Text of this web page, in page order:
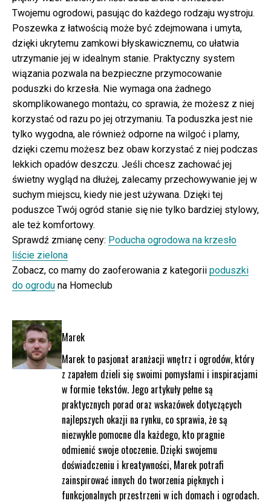
Twojemu ogrodowi, pasując do każdego rodzaju wystroju.
Poszewka z łatwością może być zdejmowana i umyta,
dzięki ukrytemu zamkowi błyskawicznemu, co ułatwia
utrzymanie jej w idealnym stanie. Praktyczny system
wiązania pozwala na bezpieczne przymocowanie
poduszki do krzesła. Nie wymaga ona żadnego
skomplikowanego montażu, co sprawia, że możesz z niej
korzystać od razu po jej otrzymaniu. Ta poduszka jest nie
tylko wygodna, ale również odporne na wilgoć i plamy,
dzięki czemu możesz bez obaw korzystać z niej podczas
lekkich opadów deszczu. Jeśli chcesz zachować jej
świetny wygląd na dłużej, zalecamy przechowywanie jej w
suchym miejscu, kiedy nie jest używana. Dzięki tej
poduszce Twój ogród stanie się nie tylko bardziej stylowy,
ale też komfortowy.
Sprawdź zmianę ceny: Poducha ogrodowa na krzesło
liście zielona
Zobacz, co mamy do zaoferowania z kategorii poduszki
do ogrodu na Homeclub
Marek
Marek to pasjonat aranżacji wnętrz i ogrodów, który
z zapałem dzieli się swoimi pomysłami i inspiracjami
w formie tekstów. Jego artykuły pełne są
praktycznych porad oraz wskazówek dotyczących
najlepszych okazji na rynku, co sprawia, że są
niezwykle pomocne dla każdego, kto pragnie
odmienić swoje otoczenie. Dzięki swojemu
doświadczeniu i kreatywności, Marek potrafi
zainspirować innych do tworzenia pięknych i
funkcjonalnych przestrzeni w ich domach i ogrodach.